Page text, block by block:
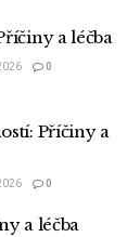
a léčba
0
Příčiny a
0
a léčba